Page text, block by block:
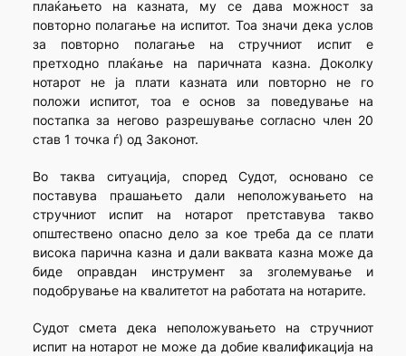
плаќањето на казната, му се дава можност за
повторно полагање на испитот. Тоа значи дека услов
за повторно полагање на стручниот испит е
претходно плаќање на паричната казна. Доколку
нотарот не ја плати казната или повторно не го
положи испитот, тоа е основ за поведување на
постапка за негово разрешување согласно член 20
став 1 точка ѓ) од Законот.
Во таква ситуација, според Судот, основано се
поставува прашањето дали неположувањето на
стручниот испит на нотарот претставува такво
општествено опасно дело за кое треба да се плати
висока парична казна и дали ваквата казна може да
биде оправдан инструмент за зголемување и
подобрување на квалитетот на работата на нотарите.
Судот смета дека неположувањето на стручниот
испит на нотарот не може да добие квалификација на